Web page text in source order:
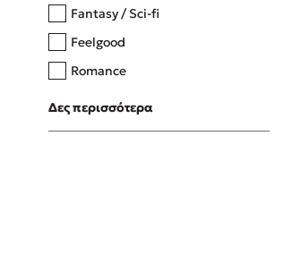
Fantasy / Sci-fi
Feelgood
Romance
Upmarket
Young Adult
Δες περισσότερα